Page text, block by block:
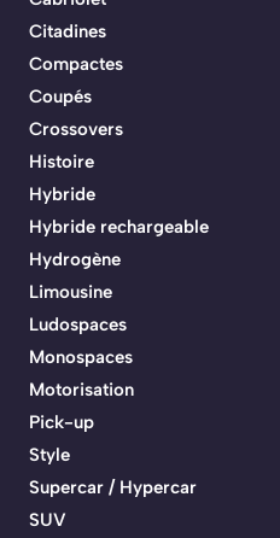
Citadines
Compactes
Coupés
Crossovers
Histoire
Hybride
Hybride rechargeable
Hydrogène
Limousine
Ludospaces
Monospaces
Motorisation
Pick-up
Style
Supercar / Hypercar
SUV